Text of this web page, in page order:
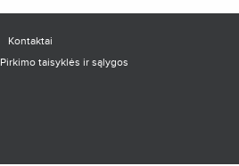
Kontaktai
Pirkimo taisyklės ir sąlygos